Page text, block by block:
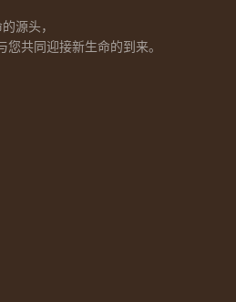
源头，
共同迎接新生命的到来。